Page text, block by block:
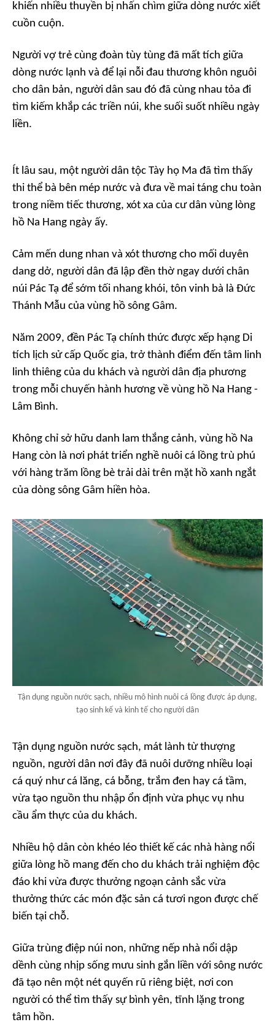
khiến nhiều thuyền bị nhấn chìm giữa dòng nước xiết
cuồn cuộn.
Người vợ trẻ cùng đoàn tùy tùng đã mất tích giữa
dòng nước lạnh và để lại nỗi đau thương khôn nguôi
cho dân bản, người dân sau đó đã cùng nhau tỏa đi
tìm kiếm khắp các triền núi, khe suối suốt nhiều ngày
liền.
Ít lâu sau, một người dân tộc Tày họ Ma đã tìm thấy
thi thể bà bên mép nước và đưa về mai táng chu toàn
trong niềm tiếc thương, xót xa của cư dân vùng lòng
hồ Na Hang ngày ấy.
Cảm mến dung nhan và xót thương cho mối duyên
dang dở, người dân đã lập đền thờ ngay dưới chân
núi Pác Tạ để sớm tối nhang khói, tôn vinh bà là Đức
Thánh Mẫu của vùng hồ sông Gâm.
Năm 2009, đền Pác Tạ chính thức được xếp hạng Di
tích lịch sử cấp Quốc gia, trở thành điểm đến tâm linh
linh thiêng của du khách và người dân địa phương
trong mỗi chuyến hành hương về vùng hồ Na Hang -
Lâm Bình.
Không chỉ sở hữu danh lam thắng cảnh, vùng hồ Na
Hang còn là nơi phát triển nghề nuôi cá lồng trù phú
với hàng trăm lồng bè trải dài trên mặt hồ xanh ngắt
của dòng sông Gâm hiền hòa.
Tận dụng nguồn nước sạch, nhiều mô hình nuôi cá lồng được áp dụng,
tạo sinh kế và kinh tế cho người dân
Tận dụng nguồn nước sạch, mát lành từ thượng
nguồn, người dân nơi đây đã nuôi dưỡng nhiều loại
cá quý như cá lăng, cá bỗng, trắm đen hay cá tầm,
vừa tạo nguồn thu nhập ổn định vừa phục vụ nhu
cầu ẩm thực của du khách.
Nhiều hộ dân còn khéo léo thiết kế các nhà hàng nổi
giữa lòng hồ mang đến cho du khách trải nghiệm độc
đáo khi vừa được thưởng ngoạn cảnh sắc vừa
thưởng thức các món đặc sản cá tươi ngon được chế
biến tại chỗ.
Giữa trùng điệp núi non, những nếp nhà nổi dập
dềnh cùng nhịp sống mưu sinh gắn liền với sông nước
đã tạo nên một nét quyến rũ riêng biệt, nơi con
người có thể tìm thấy sự bình yên, tĩnh lặng trong
tâm hồn.